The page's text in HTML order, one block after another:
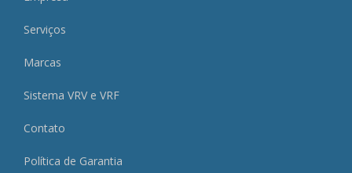
Serviços
Marcas
Sistema VRV e VRF
Contato
Política de Garantia